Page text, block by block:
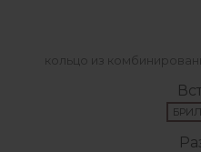
кольцо из